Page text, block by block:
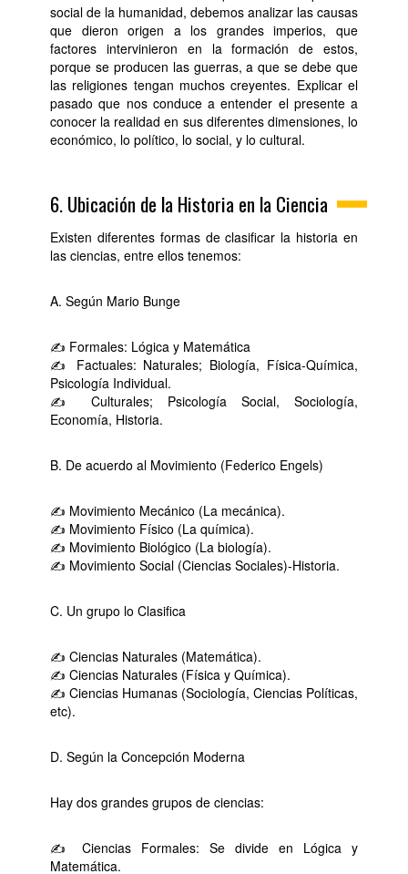
social de la humanidad, debemos analizar las causas
que dieron origen a los grandes imperios, que
factores intervinieron en la formación de estos,
porque se producen las guerras, a que se debe que
las religiones tengan muchos creyentes. Explicar el
pasado que nos conduce a entender el presente a
conocer la realidad en sus diferentes dimensiones, lo
económico, lo político, lo social, y lo cultural.
6. Ubicación de la Historia en la Ciencia
Existen diferentes formas de clasificar la historia en
las ciencias, entre ellos tenemos:
A. Según Mario Bunge
✍ Formales: Lógica y Matemática
✍ Factuales: Naturales; Biología, Física-Química,
Psicología Individual.
✍ Culturales; Psicología Social, Sociología,
Economía, Historia.
B. De acuerdo al Movimiento (Federico Engels)
✍ Movimiento Mecánico (La mecánica).
✍ Movimiento Físico (La química).
✍ Movimiento Biológico (La biología).
✍ Movimiento Social (Ciencias Sociales)-Historia.
C. Un grupo lo Clasifica
✍ Ciencias Naturales (Matemática).
✍ Ciencias Naturales (Física y Química).
✍ Ciencias Humanas (Sociología, Ciencias Políticas,
etc).
D. Según la Concepción Moderna
Hay dos grandes grupos de ciencias:
✍ Ciencias Formales: Se divide en Lógica y
Matemática.